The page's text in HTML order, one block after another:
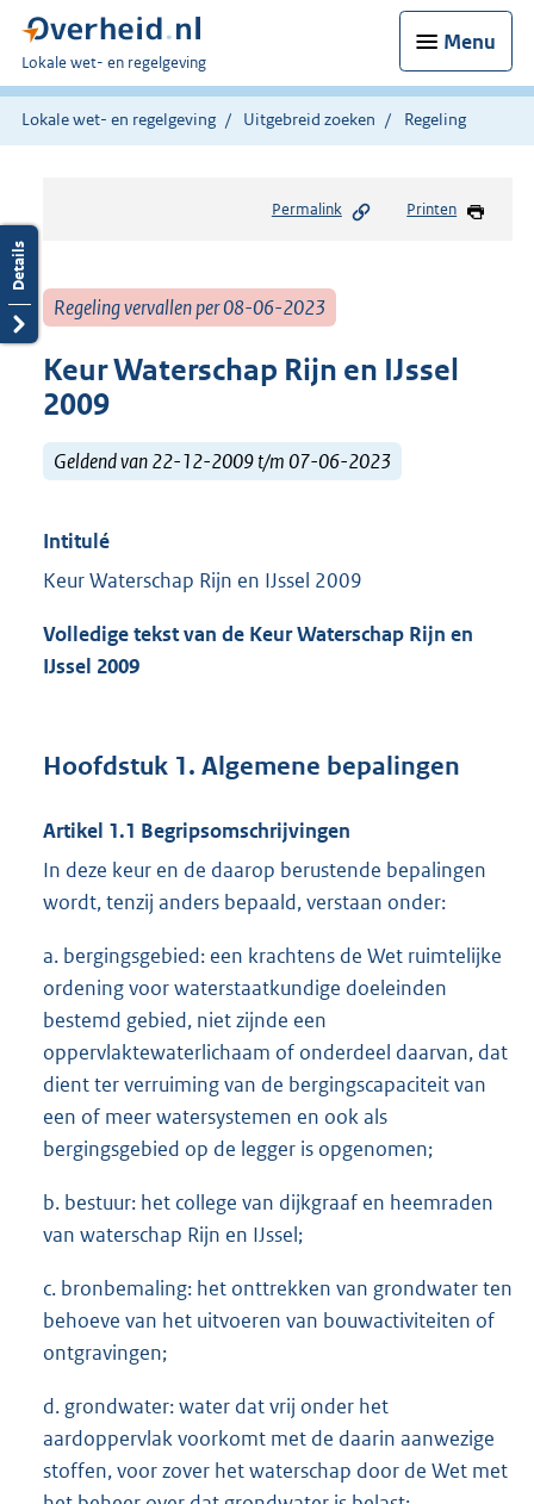
Menu
U
bent
hier:
Lokale wet- en regelgeving
Lokale wet- en regelgeving Uitgebreid zoeken Regeling
Permalink Printen
Regeling vervallen per 08-06-2023
Keur Waterschap Rijn en IJssel
2009
Geldend van 22-12-2009 t/m 07-06-2023
Intitulé
Keur Waterschap Rijn en IJssel 2009
Volledige tekst van de Keur Waterschap Rijn en
IJssel 2009
Hoofdstuk 1. Algemene bepalingen
Artikel 1.1 Begripsomschrijvingen
In deze keur en de daarop berustende bepalingen
wordt, tenzij anders bepaald, verstaan onder:
a. bergingsgebied: een krachtens de Wet ruimtelijke
ordening voor waterstaatkundige doeleinden
bestemd gebied, niet zijnde een
oppervlaktewaterlichaam of onderdeel daarvan, dat
dient ter verruiming van de bergingscapaciteit van
een of meer watersystemen en ook als
bergingsgebied op de legger is opgenomen;
b. bestuur: het college van dijkgraaf en heemraden
van waterschap Rijn en IJssel;
c. bronbemaling: het onttrekken van grondwater ten
behoeve van het uitvoeren van bouwactiviteiten of
ontgravingen;
d. grondwater: water dat vrij onder het
aardoppervlak voorkomt met de daarin aanwezige
stoffen, voor zover het waterschap door de Wet met